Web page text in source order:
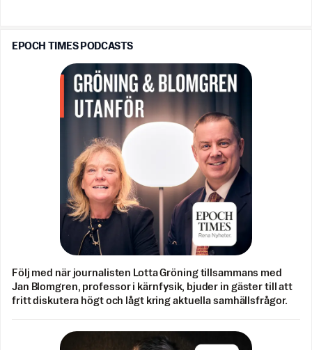
EPOCH TIMES PODCASTS
Följ med när journalisten Lotta Gröning tillsammans med
Jan Blomgren, professor i kärnfysik, bjuder in gäster till att
fritt diskutera högt och lågt kring aktuella samhällsfrågor.